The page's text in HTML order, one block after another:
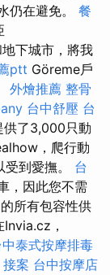
仍在避免。 餐
下城市，將我
ptt Göreme戶
外燴推薦 整骨
台中舒壓 台
了3,000只動
，爬行動
到愛撫。 台
，因此您不需
所有包容性供
，
中泰式按摩排毒
案 台中按摩店